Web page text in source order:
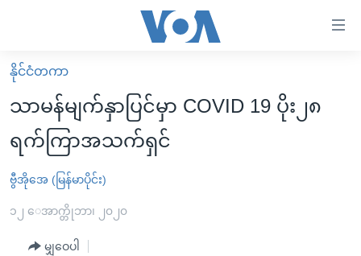
လွယ်ကူ
စေ
သည့်
Link
များ
ပင်မ
မူလစာမျက်နှာ
မြန်မာ
ကမ္ဘာ့သတင်းများ
နိုင်ငံတကာ
ဗွီဒီယို
နိုင်ငံတကာ
သာမန်မျက်နှာပြင်မှာ COVID 19 ပိုး၂၈
ရက်ကြာအသက်ရှင်
ဗွီအိုအေ (မြန်မာပိုင်း)
၁၂ ေအာက္တိုဘာ၊ ၂၀၂၀
မျှဝေပါ